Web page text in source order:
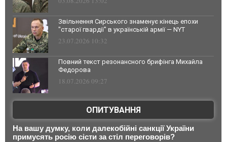
Звільнення Сирського знаменує кінець епохи
"старої гвардії" в українській армії — NYT
23.07.2026 10:32
Повний текст резонансного брифінга Михайла
Федорова
18.07.2026 09:27
ОПИТУВАННЯ
На вашу думку, коли далекобійні санкції України
примусять росію сісти за стіл переговорів?